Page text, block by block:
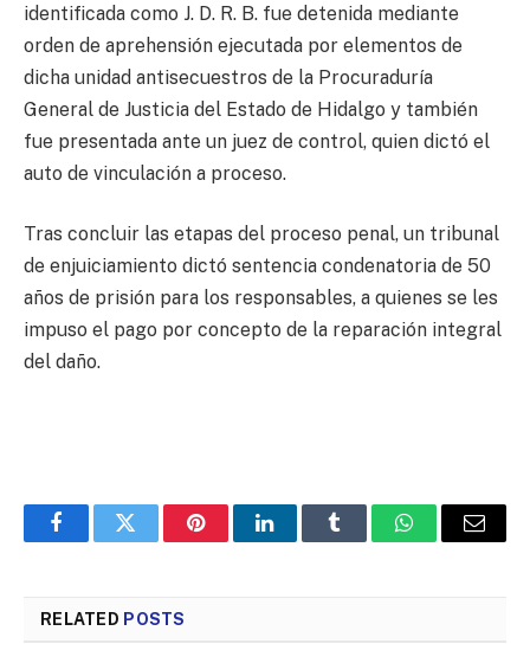
identificada como J. D. R. B. fue detenida mediante
orden de aprehensión ejecutada por elementos de
dicha unidad antisecuestros de la Procuraduría
General de Justicia del Estado de Hidalgo y también
fue presentada ante un juez de control, quien dictó el
auto de vinculación a proceso.
Tras concluir las etapas del proceso penal, un tribunal
de enjuiciamiento dictó sentencia condenatoria de 50
años de prisión para los responsables, a quienes se les
impuso el pago por concepto de la reparación integral
del daño.
FacebookTwitter PinterestLinkedInTumblr WhatsAppEmail
RELATED POSTS